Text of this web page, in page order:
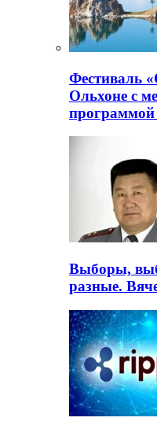
Фестиваль
Ольхоне с
Выборы,
разные.